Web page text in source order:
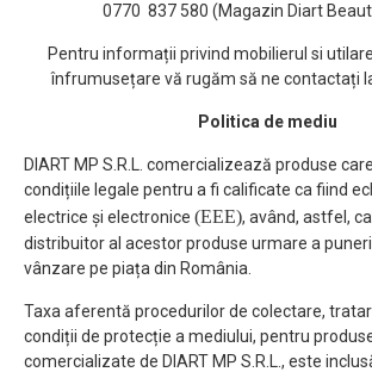
0770 837 580 (Magazin Diart
Pentru informații privind mobilierul si
înfrumusețare vă rugăm să ne contactați
Politica de mediu
DIART MP S.R.L. comercializează produse
condițiile legale pentru a fi calificate ca fiind
electrice și electronice (EEE), având, astfel,
distribuitor al acestor produse urmare a
vânzare pe piața din România.
Taxa aferentă procedurilor de colectare,
condiții de protecție a mediului, pentru
comercializate de DIART MP S.R.L., este